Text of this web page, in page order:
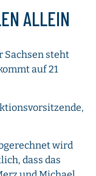
ALLEIN
Sachsen steht
auf 21
wird
dass das